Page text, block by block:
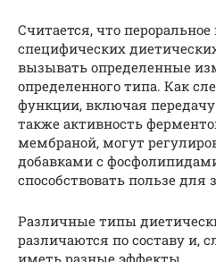
Считается, что
специфических
вызывать определенные
определенного типа. Как
функции, включая передачу
также активность
мембраной, могут
добавками с
способствовать пользе для
Различные типы
различаются по составу и,
иметь разные эффекты.